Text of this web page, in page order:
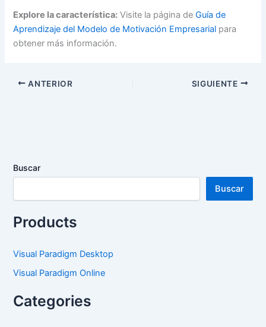
Explore la característica: Visite la página deGuía de
Aprendizaje del Modelo de Motivación Empresarial para
obtener más información.
ANTERIOR SIGUIENTE
Buscar
Buscar
Products
Visual Paradigm Desktop
Visual Paradigm Online
Categories